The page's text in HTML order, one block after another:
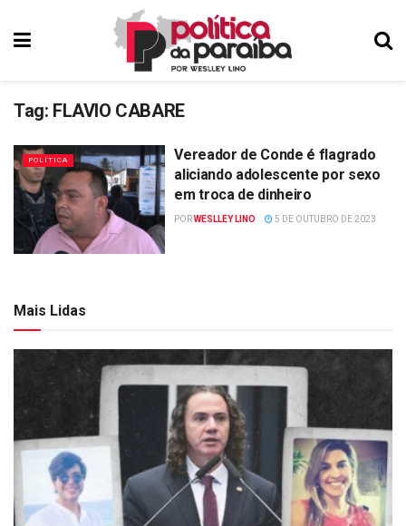
Tag: FLAVIO CABARE
POLÍTICA
Vereador de Conde é flagrado
aliciando adolescente por sexo
em troca de dinheiro
PORWESLLEY LINO 5 DE OUTUBRO DE 2023
Mais Lidas